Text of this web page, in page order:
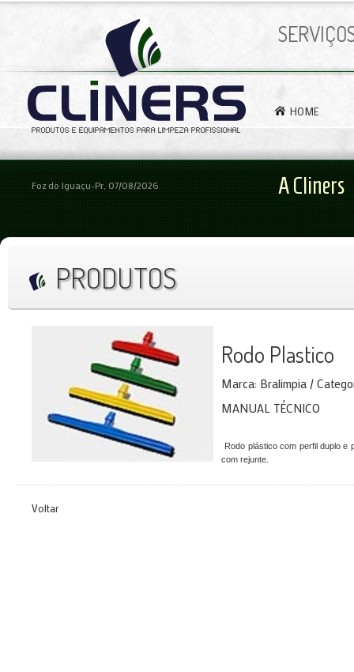
HOME
Foz do Iguaçu-Pr, 07/08/2026 A Cliners
PRODUTOS
Rodo Plastico
Marca: Bralimpia /
MANUAL TÉCNICO
Rodo plástico com perfil duplo e
com rejunte.
Voltar